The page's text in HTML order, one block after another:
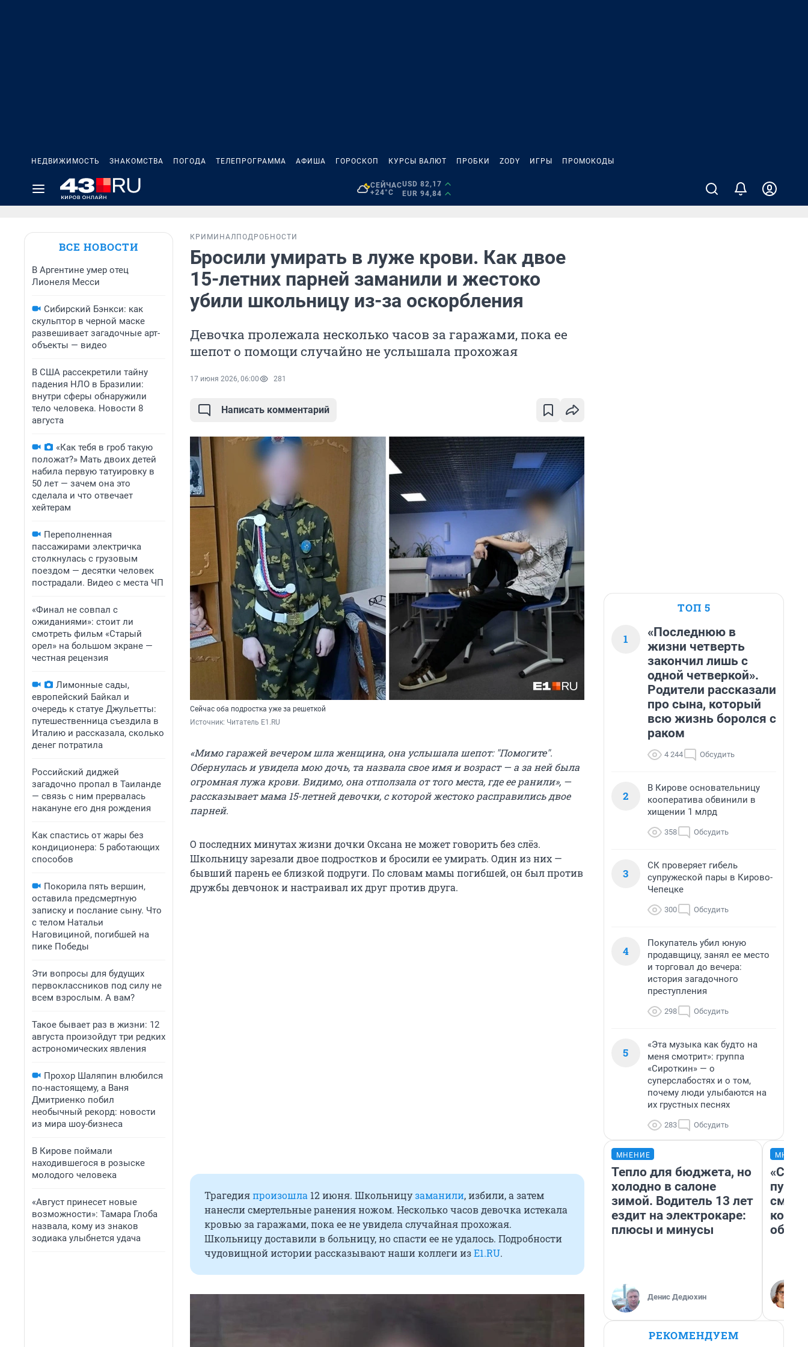
НЕДВИЖИМОСТЬ ЗНАКОМСТВА ПОГОДА ТЕЛЕПРОГРАММА АФИША ГОРОСКОП КУРСЫ ВАЛЮТ ПРОБКИ ZODY ИГРЫ ПРОМОКОДЫ
СЕЙЧАС
+24°C
USD 82,17
EUR 94,84
ВСЕ НОВОСТИ
В Аргентине умер отец
Лионеля Месси
Сибирский Бэнкси: как
скульптор в черной маске
развешивает загадочные арт-
объекты — видео
В США рассекретили тайну
падения НЛО в Бразилии:
внутри сферы обнаружили
тело человека. Новости 8
августа
«Как тебя в гроб такую
положат?» Мать двоих детей
набила первую татуировку в
50 лет — зачем она это
сделала и что отвечает
хейтерам
Переполненная
пассажирами электричка
столкнулась с грузовым
поездом — десятки человек
пострадали. Видео с места ЧП
«Финал не совпал с
ожиданиями»: стоит ли
смотреть фильм «Старый
орел» на большом экране —
честная рецензия
Лимонные сады,
европейский Байкал и
очередь к статуе Джульетты:
путешественница съездила в
Италию и рассказала, сколько
денег потратила
Российский диджей
загадочно пропал в Таиланде
— связь с ним прервалась
накануне его дня рождения
Как спастись от жары без
кондиционера: 5 работающих
способов
Покорила пять вершин,
оставила предсмертную
записку и послание сыну. Что
с телом Натальи
Наговициной, погибшей на
пике Победы
Эти вопросы для будущих
первоклассников под силу не
всем взрослым. А вам?
Такое бывает раз в жизни: 12
августа произойдут три редких
астрономических явления
Прохор Шаляпин влюбился
по-настоящему, а Ваня
Дмитриенко побил
необычный рекорд: новости
из мира шоу-бизнеса
В Кирове поймали
находившегося в розыске
молодого человека
«Август принесет новые
возможности»: Тамара Глоба
назвала, кому из знаков
зодиака улыбнется удача
КРИМИНАЛ ПОДРОБНОСТИ
Бросили умирать в луже крови. Как двое
15-летних парней заманили и жестоко
убили школьницу из-за оскорбления
Девочка пролежала несколько часов за гаражами, пока ее
шепот о помощи случайно не услышала прохожая
17 июня 2026, 06:00 281
Написать комментарий
Сейчас оба подростка уже за решеткой
Источник: Читатель E1.RU
«Мимо гаражей вечером шла женщина, она услышала шепот: "Помогите".
Обернулась и увидела мою дочь, та назвала свое имя и возраст — а за ней была
огромная лужа крови. Видимо, она отползала от того места, где ее ранили», —
рассказывает мама 15-летней девочки, с которой жестоко расправились двое
парней.
О последних минутах жизни дочки Оксана не может говорить без слёз.
Школьницу зарезали двое подростков и бросили ее умирать. Один из них —
бывший парень ее близкой подруги. По словам мамы погибшей, он был против
дружбы девчонок и настраивал их друг против друга.
Трагедияпроизошла 12 июня. Школьницузаманили, избили, а затем
нанесли смертельные ранения ножом. Несколько часов девочка истекала
кровью за гаражами, пока ее не увидела случайная прохожая.
Школьницу доставили в больницу, но спасти ее не удалось. Подробности
чудовищной истории рассказывают наши коллеги изE1.RU.
ТОП 5
1
«Последнюю в
жизни четверть
закончил лишь с
одной четверкой».
Родители рассказали
про сына, который
всю жизнь боролся с
раком
4 244 Обсудить
2
В Кирове основательницу
кооператива обвинили в
хищении 1 млрд
358 Обсудить
3
СК проверяет гибель
супружеской пары в Кирово-
Чепецке
300 Обсудить
4
Покупатель убил юную
продавщицу, занял ее место
и торговал до вечера:
история загадочного
преступления
298 Обсудить
5
«Эта музыка как будто на
меня смотрит»: группа
«Сироткин» — о
суперслабостях и о том,
почему люди улыбаются на
их грустных песнях
283 Обсудить
МНЕНИЕ
Тепло для бюджета, но
холодно в салоне
зимой. Водитель 13 лет
ездит на электрокаре:
плюсы и минусы
Денис Дедюхин
РЕКОМЕНДУЕМ